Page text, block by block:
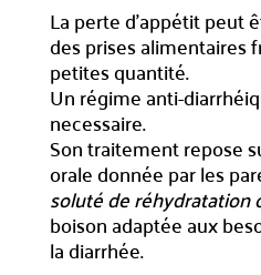
La perte d’appétit peut
des prises alimentaires
petites quantité.
Un régime anti-
necessaire.
Son traitement repose
orale donnée par les
soluté de réhydratation
boison adaptée aux
la diarrhée.